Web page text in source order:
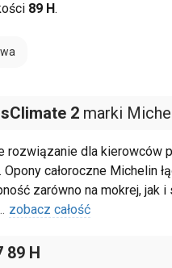
89 H.
2 marki
rozwiązanie dla kierowców
całoroczne Michelin
zarówno na mokrej, jak i
zobacz całość
89 H